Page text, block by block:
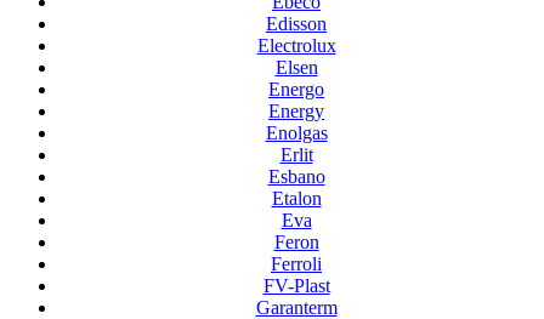
Edisson
Electrolux
Elsen
Energo
Energy
Enolgas
Erlit
Esbano
Etalon
Eva
Feron
Ferroli
FV-Plast
Garanterm